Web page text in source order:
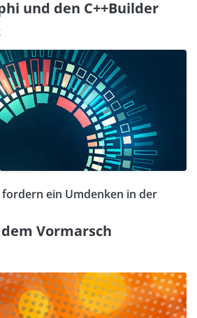
und den C++Builder
ein Umdenken in der
Vormarsch